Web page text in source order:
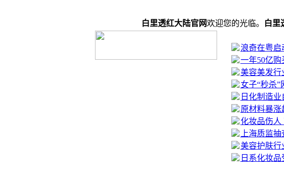
白里透红大陆官网欢迎您的光临。 白里透红
浪奇在粤启
一年50亿
美容美发行
女子“秒杀
日化制造
原材料暴涨
化妆品伤人
上海质监
美容护肤行
日系化妆